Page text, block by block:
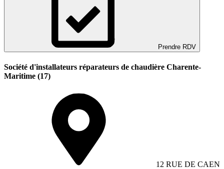
Prendre RDV
Société d'installateurs réparateurs de chaudière Charente-
Maritime (17)
12 RUE DE CAEN